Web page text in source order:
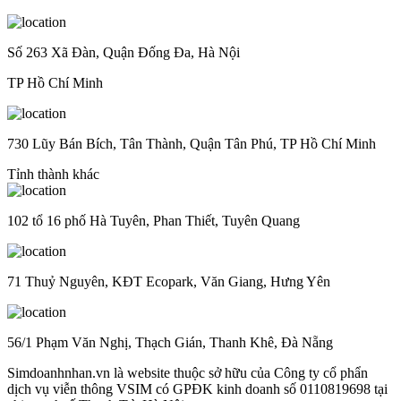
Số 263 Xã Đàn, Quận Đống Đa, Hà Nội
TP Hồ Chí Minh
730 Lũy Bán Bích, Tân Thành, Quận Tân Phú, TP Hồ Chí Minh
Tỉnh thành khác
102 tổ 16 phố Hà Tuyên, Phan Thiết, Tuyên Quang
71 Thuỷ Nguyên, KĐT Ecopark, Văn Giang, Hưng Yên
56/1 Phạm Văn Nghị, Thạch Gián, Thanh Khê, Đà Nẵng
Simdoanhnhan.vn là website thuộc sở hữu của Công ty cổ phẩn
dịch vụ viễn thông VSIM có GPĐK kinh doanh số 0110819698 tại